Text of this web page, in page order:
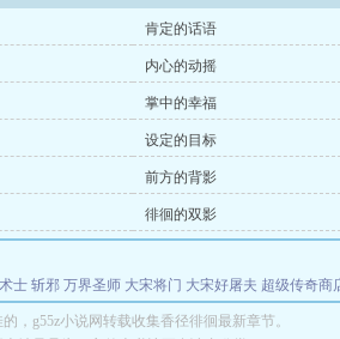
肯定的话语
内心的动摇
掌中的幸福
设定的目标
前方的背影
徘徊的双影
士 斩邪 万界圣师 大宋将门 大宋好屠夫 超级传奇商
原始大厨王 怪物聊天群 某美漫的特工 我夺舍了魔皇
，g55z小说网转载收集香径徘徊最新章节。